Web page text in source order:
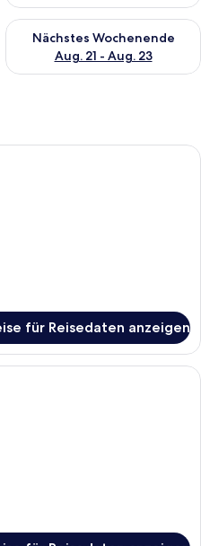
Wochenende, Aug. 14
Nächstes Wochenende
Aug. 21 - Aug. 23
Überprüfe die Verfügbarkeit
Ein Hotelzimmer mit einem Bett,
für Reisedaten anzeigen
Ein Hotelzimmer mit zwei